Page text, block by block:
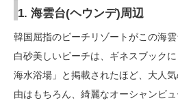
1. 海雲台(ヘウンデ)周辺
韓国屈指のビーチリゾートがこの海
白砂美しいビーチは、ギネスブック
海水浴場」と掲載されたほど、大人
由はもちろん、綺麗なオーシャンビ